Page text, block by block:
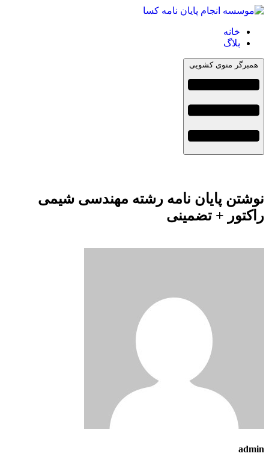
خانه
بلاگ
همبرگر منوی کشویی
نوشتن پایان نامه رشته مهندسی شیمی
راکتور + تضمینی
admin